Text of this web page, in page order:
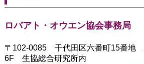
ロバアト・オウエン協会事務局
〒102-0085 千代田区六番町15番地
6F 生協総合研究所内